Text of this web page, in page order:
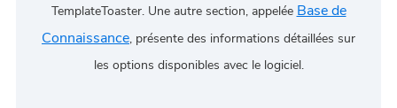
TemplateToaster. Une autre section, appeléeBase de
Connaissance, présente des informations détaillées sur
les options disponibles avec le logiciel.